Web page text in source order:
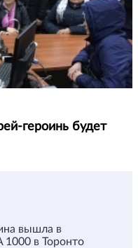
героинь будет
вышла в
1000 в Торонто